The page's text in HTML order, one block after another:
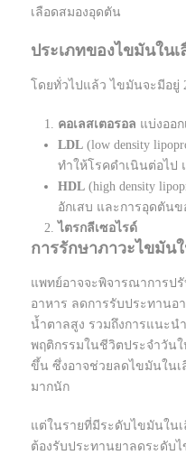
เลือดสมองอุดตัน
ประเภทของไขมันใน
โดยทั่วไปแล้ว ไขมันจะมีอยู่
คอเลสเตอรอล แบ่งออ
LDL (low density
ทำให้โรคดำเนินต่อไป
HDL (high density
อักเสบ และการอุดตันข
ไตรกลีเซอไรด์
การรักษาภาวะไขมัน
แพทย์อาจจะพิจารณาการป
อาหาร ลดการรับประทานอ
น้ำตาลสูง รวมถึงการแนะน
พฤติกรรมในชีวิตประจำวันใ
ขึ้น ซึ่งอาจช่วยลดไขมันในเ
มากนัก
แต่ในรายที่มีระดับไขมันใน
ต้องรับประทานยาลดระดับ